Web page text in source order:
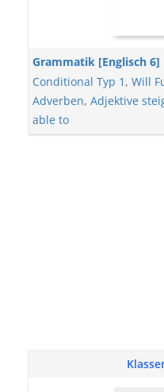
Grammatik [Englisch 6]
Conditional Typ 1 , Will
Adverben, Adjektive
able to